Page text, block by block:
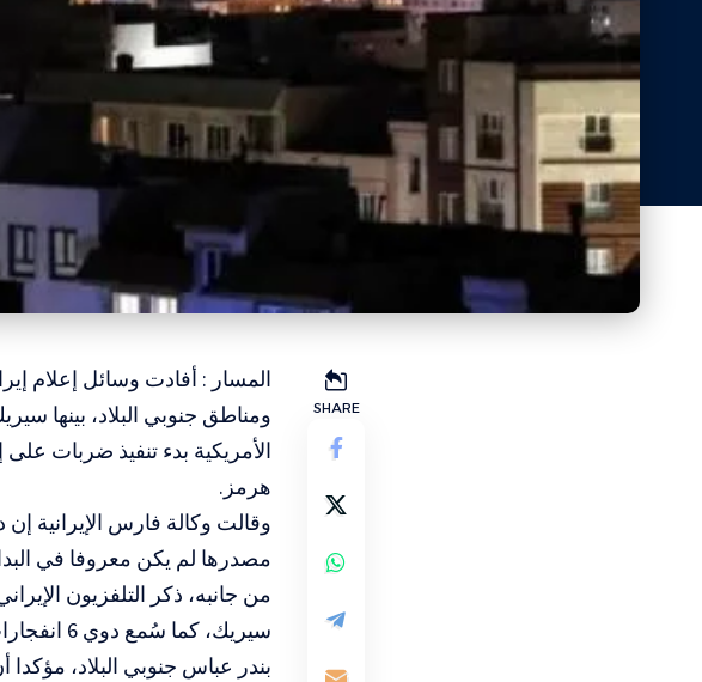
SHARE
المسار : أفادت وسائل إعلام
ومناطق جنوبي البلاد، بينها
الأمريكية بدء تنفيذ ضربات
هرمز.
وقالت وكالة فارس
مصدرها لم يكن معروفا في
بندر عباس جنوبي البلاد،